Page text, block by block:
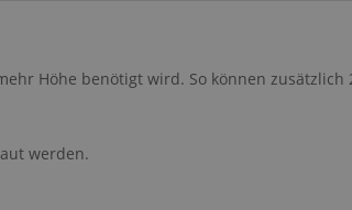
Höhe benötigt wird. So können
werden.